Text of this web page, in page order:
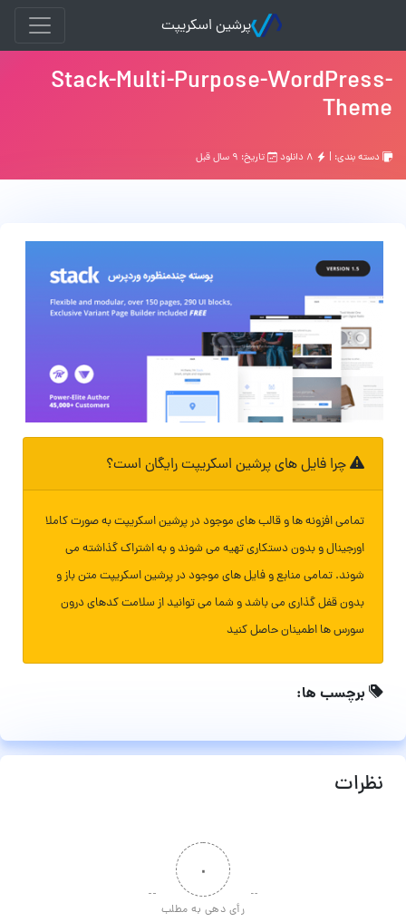
پرشین اسکریپت
Stack-Multi-Purpose-WordPress-
Theme
دسته بندی: | تاریخ: ۹ سال قبل
چرا فایل های پرشین اسکریپت رایگان است؟
تمامی افزونه ها و قالب های موجود در پرشین اسکریپت به صورت کاملا
اورجینال و بدون دستکاری تهیه می شوند و به اشتراک گذاشته می
شوند. تمامی منابع و فایل های موجود در پرشین اسکریپت متن باز و
بدون قفل گذاری می باشد و شما می توانید از سلامت کدهای درون
سورس ها اطمینان حاصل کنید
برچسب ها:
نظرات
۰
رأی دهی به مطلب